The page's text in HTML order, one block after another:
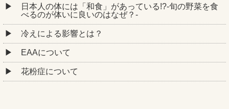
日本人の体には「和食」があっている!?-旬の野菜を食
べるのが体いに良いのはなぜ？-
冷えによる影響とは？
EAAについて
花粉症について